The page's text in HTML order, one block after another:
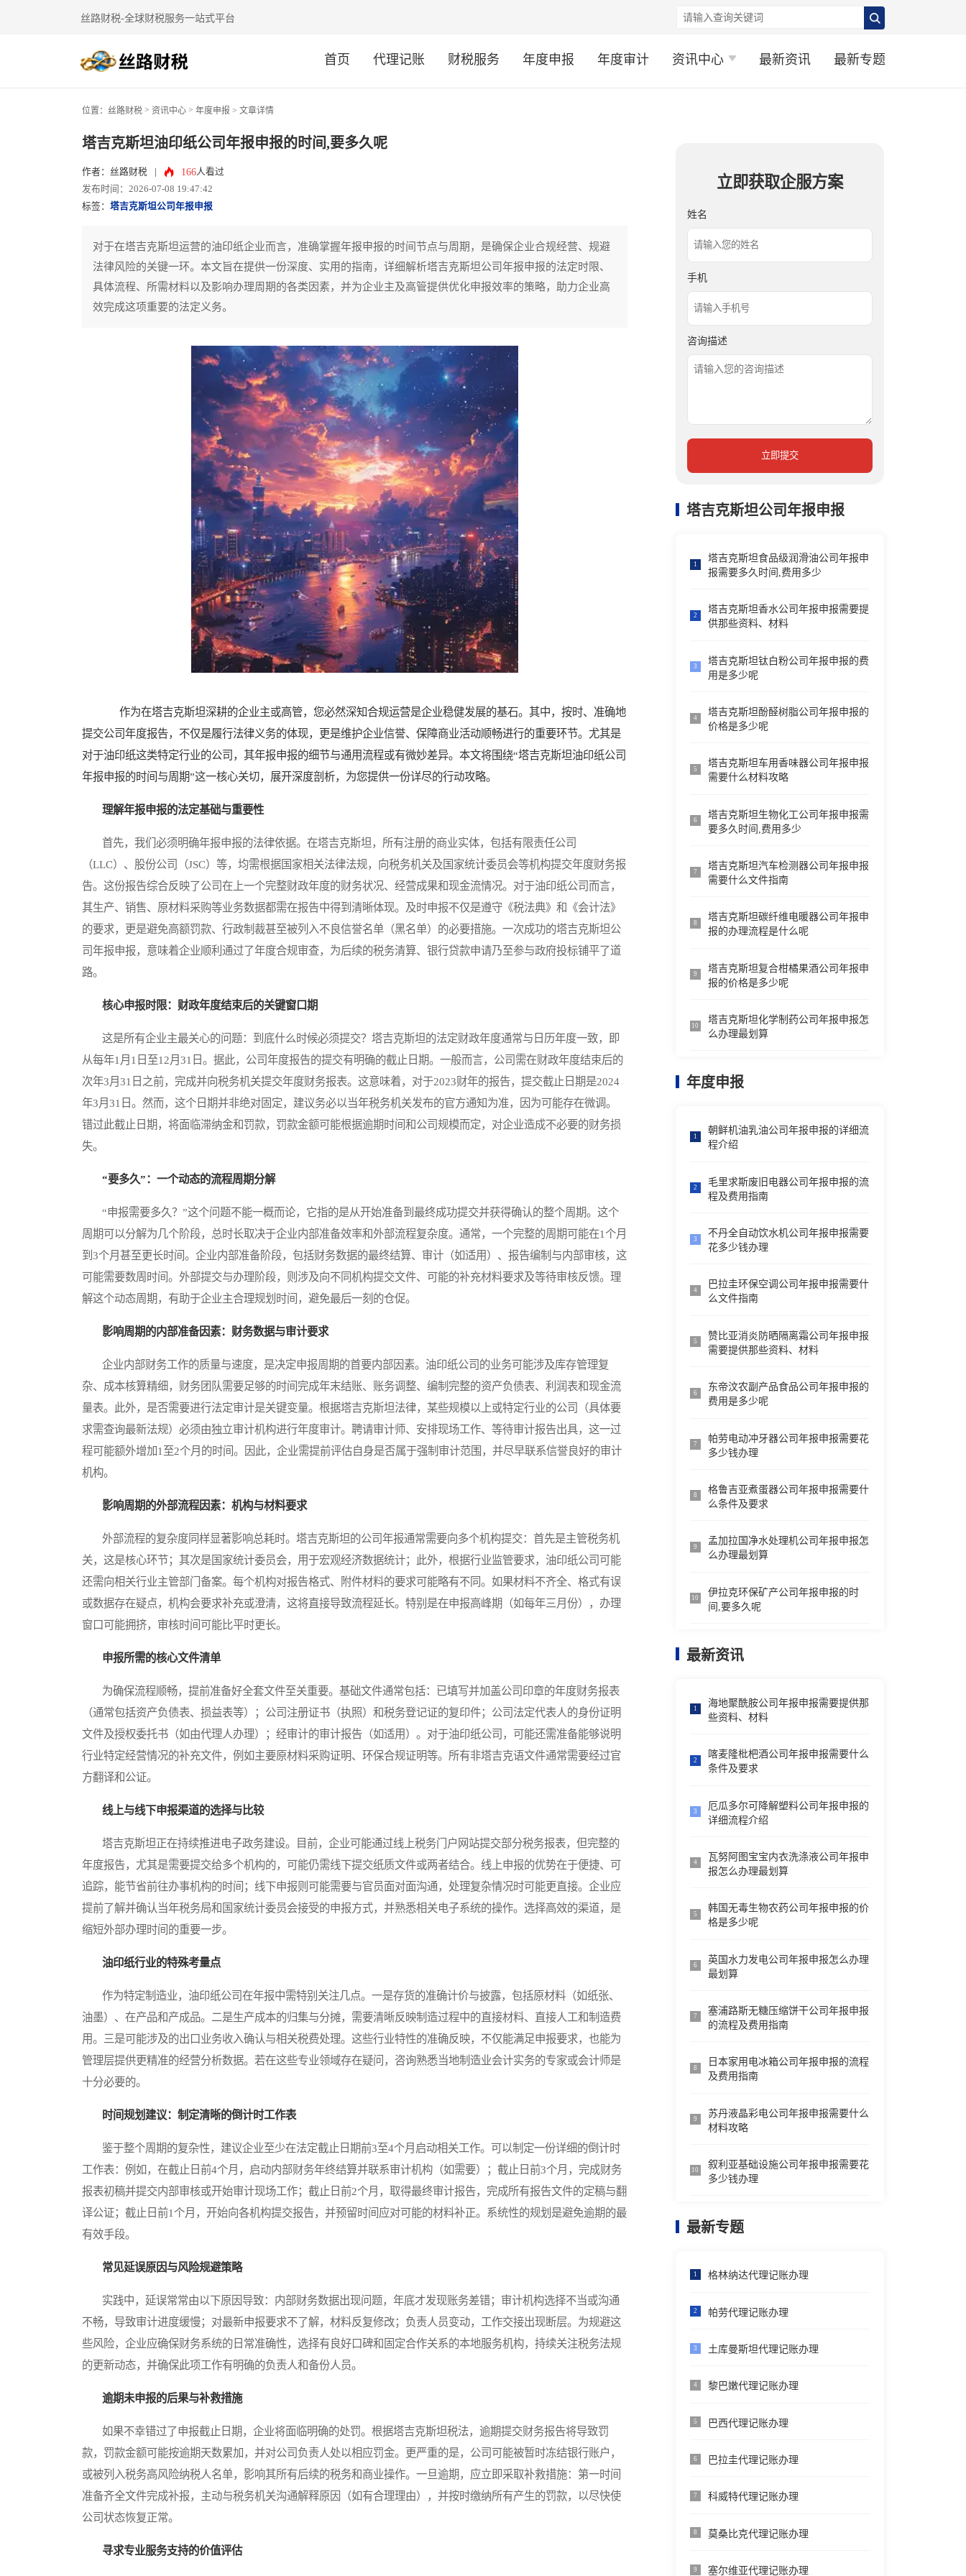
丝路财税-全球财税服务一站式平台
首页 代理记账 财税服务 年度申报 年度审计 资讯中心 最新资讯 最新专题
位置： 丝路财税 > 资讯中心 > 年度申报 > 文章详情
塔吉克斯坦油印纸公司年报申报的时间,要多久呢
作者：丝路财税 166人看过
发布时间：2026-07-08 19:47:42
标签： 塔吉克斯坦公司年报申报
对于在塔吉克斯坦运营的油印纸企业而言，准确掌握年报申报的时间节点与周期，是确保企业合规经营、规避
法律风险的关键一环。本文旨在提供一份深度、实用的指南，详细解析塔吉克斯坦公司年报申报的法定时限、
具体流程、所需材料以及影响办理周期的各类因素，并为企业主及高管提供优化申报效率的策略，助力企业高
效完成这项重要的法定义务。
作为在塔吉克斯坦深耕的企业主或高管，您必然深知合规运营是企业稳健发展的基石。其中，按时、准确地
提交公司年度报告，不仅是履行法律义务的体现，更是维护企业信誉、保障商业活动顺畅进行的重要环节。尤其是
对于油印纸这类特定行业的公司，其年报申报的细节与通用流程或有微妙差异。本文将围绕“塔吉克斯坦油印纸公司
年报申报的时间与周期”这一核心关切，展开深度剖析，为您提供一份详尽的行动攻略。
理解年报申报的法定基础与重要性
首先，我们必须明确年报申报的法律依据。在塔吉克斯坦，所有注册的商业实体，包括有限责任公司
（LLC）、股份公司（JSC）等，均需根据国家相关法律法规，向税务机关及国家统计委员会等机构提交年度财务报
告。这份报告综合反映了公司在上一个完整财政年度的财务状况、经营成果和现金流情况。对于油印纸公司而言，
其生产、销售、原材料采购等业务数据都需在报告中得到清晰体现。及时申报不仅是遵守《税法典》和《会计法》
的要求，更是避免高额罚款、行政制裁甚至被列入不良信誉名单（黑名单）的必要措施。一次成功的塔吉克斯坦公
司年报申报，意味着企业顺利通过了年度合规审查，为后续的税务清算、银行贷款申请乃至参与政府投标铺平了道
路。
核心申报时限：财政年度结束后的关键窗口期
这是所有企业主最关心的问题：到底什么时候必须提交？塔吉克斯坦的法定财政年度通常与日历年度一致，即
从每年1月1日至12月31日。据此，公司年度报告的提交有明确的截止日期。一般而言，公司需在财政年度结束后的
次年3月31日之前，完成并向税务机关提交年度财务报表。这意味着，对于2023财年的报告，提交截止日期是2024
年3月31日。然而，这个日期并非绝对固定，建议务必以当年税务机关发布的官方通知为准，因为可能存在微调。
错过此截止日期，将面临滞纳金和罚款，罚款金额可能根据逾期时间和公司规模而定，对企业造成不必要的财务损
失。
“要多久”：一个动态的流程周期分解
“申报需要多久？”这个问题不能一概而论，它指的是从开始准备到最终成功提交并获得确认的整个周期。这个
周期可以分解为几个阶段，总时长取决于企业内部准备效率和外部流程复杂度。通常，一个完整的周期可能在1个月
到3个月甚至更长时间。企业内部准备阶段，包括财务数据的最终结算、审计（如适用）、报告编制与内部审核，这
可能需要数周时间。外部提交与办理阶段，则涉及向不同机构提交文件、可能的补充材料要求及等待审核反馈。理
解这个动态周期，有助于企业主合理规划时间，避免最后一刻的仓促。
影响周期的内部准备因素：财务数据与审计要求
企业内部财务工作的质量与速度，是决定申报周期的首要内部因素。油印纸公司的业务可能涉及库存管理复
杂、成本核算精细，财务团队需要足够的时间完成年末结账、账务调整、编制完整的资产负债表、利润表和现金流
量表。此外，是否需要进行法定审计是关键变量。根据塔吉克斯坦法律，某些规模以上或特定行业的公司（具体要
求需查询最新法规）必须由独立审计机构进行年度审计。聘请审计师、安排现场工作、等待审计报告出具，这一过
程可能额外增加1至2个月的时间。因此，企业需提前评估自身是否属于强制审计范围，并尽早联系信誉良好的审计
机构。
影响周期的外部流程因素：机构与材料要求
外部流程的复杂度同样显著影响总耗时。塔吉克斯坦的公司年报通常需要向多个机构提交：首先是主管税务机
关，这是核心环节；其次是国家统计委员会，用于宏观经济数据统计；此外，根据行业监管要求，油印纸公司可能
还需向相关行业主管部门备案。每个机构对报告格式、附件材料的要求可能略有不同。如果材料不齐全、格式有误
或数据存在疑点，机构会要求补充或澄清，这将直接导致流程延长。特别是在申报高峰期（如每年三月份），办理
窗口可能拥挤，审核时间可能比平时更长。
申报所需的核心文件清单
为确保流程顺畅，提前准备好全套文件至关重要。基础文件通常包括：已填写并加盖公司印章的年度财务报表
（通常包括资产负债表、损益表等）；公司注册证书（执照）和税务登记证的复印件；公司法定代表人的身份证明
文件及授权委托书（如由代理人办理）；经审计的审计报告（如适用）。对于油印纸公司，可能还需准备能够说明
行业特定经营情况的补充文件，例如主要原材料采购证明、环保合规证明等。所有非塔吉克语文件通常需要经过官
方翻译和公证。
线上与线下申报渠道的选择与比较
塔吉克斯坦正在持续推进电子政务建设。目前，企业可能通过线上税务门户网站提交部分税务报表，但完整的
年度报告，尤其是需要提交给多个机构的，可能仍需线下提交纸质文件或两者结合。线上申报的优势在于便捷、可
追踪，能节省前往办事机构的时间；线下申报则可能需要与官员面对面沟通，处理复杂情况时可能更直接。企业应
提前了解并确认当年税务局和国家统计委员会接受的申报方式，并熟悉相关电子系统的操作。选择高效的渠道，是
缩短外部办理时间的重要一步。
油印纸行业的特殊考量点
作为特定制造业，油印纸公司在年报中需特别关注几点。一是存货的准确计价与披露，包括原材料（如纸张、
油墨）、在产品和产成品。二是生产成本的归集与分摊，需要清晰反映制造过程中的直接材料、直接人工和制造费
用。三是可能涉及的出口业务收入确认与相关税费处理。这些行业特性的准确反映，不仅能满足申报要求，也能为
管理层提供更精准的经营分析数据。若在这些专业领域存在疑问，咨询熟悉当地制造业会计实务的专家或会计师是
十分必要的。
时间规划建议：制定清晰的倒计时工作表
鉴于整个周期的复杂性，建议企业至少在法定截止日期前3至4个月启动相关工作。可以制定一份详细的倒计时
工作表：例如，在截止日前4个月，启动内部财务年终结算并联系审计机构（如需要）；截止日前3个月，完成财务
报表初稿并提交内部审核或开始审计现场工作；截止日前2个月，取得最终审计报告，完成所有报告文件的定稿与翻
译公证；截止日前1个月，开始向各机构提交报告，并预留时间应对可能的材料补正。系统性的规划是避免逾期的最
有效手段。
常见延误原因与风险规避策略
实践中，延误常常由以下原因导致：内部财务数据出现问题，年底才发现账务差错；审计机构选择不当或沟通
不畅，导致审计进度缓慢；对最新申报要求不了解，材料反复修改；负责人员变动，工作交接出现断层。为规避这
些风险，企业应确保财务系统的日常准确性，选择有良好口碑和固定合作关系的本地服务机构，持续关注税务法规
的更新动态，并确保此项工作有明确的负责人和备份人员。
逾期未申报的后果与补救措施
如果不幸错过了申报截止日期，企业将面临明确的处罚。根据塔吉克斯坦税法，逾期提交财务报告将导致罚
款，罚款金额可能按逾期天数累加，并对公司负责人处以相应罚金。更严重的是，公司可能被暂时冻结银行账户，
或被列入税务高风险纳税人名单，影响其所有后续的税务和商业操作。一旦逾期，应立即采取补救措施：第一时间
准备齐全文件完成补报，主动与税务机关沟通解释原因（如有合理理由），并按时缴纳所有产生的罚款，以尽快使
公司状态恢复正常。
寻求专业服务支持的价值评估
立即获取企服方案
姓名
手机
咨询描述
立即提交
塔吉克斯坦公司年报申报
1
塔吉克斯坦食品级润滑油公司年报申
报需要多久时间,费用多少
2
塔吉克斯坦香水公司年报申报需要提
供那些资料、材料
3
塔吉克斯坦钛白粉公司年报申报的费
用是多少呢
4
塔吉克斯坦酚醛树脂公司年报申报的
价格是多少呢
5
塔吉克斯坦车用香味器公司年报申报
需要什么材料攻略
6
塔吉克斯坦生物化工公司年报申报需
要多久时间,费用多少
7
塔吉克斯坦汽车检测器公司年报申报
需要什么文件指南
8
塔吉克斯坦碳纤维电暖器公司年报申
报的办理流程是什么呢
9
塔吉克斯坦复合柑橘果酒公司年报申
报的价格是多少呢
10
塔吉克斯坦化学制药公司年报申报怎
么办理最划算
年度申报
1
朝鲜机油乳油公司年报申报的详细流
程介绍
2
毛里求斯废旧电器公司年报申报的流
程及费用指南
3
不丹全自动饮水机公司年报申报需要
花多少钱办理
4
巴拉圭环保空调公司年报申报需要什
么文件指南
5
赞比亚消炎防晒隔离霜公司年报申报
需要提供那些资料、材料
6
东帝汶农副产品食品公司年报申报的
费用是多少呢
7
帕劳电动冲牙器公司年报申报需要花
多少钱办理
8
格鲁吉亚煮蛋器公司年报申报需要什
么条件及要求
9
孟加拉国净水处理机公司年报申报怎
么办理最划算
10
伊拉克环保矿产公司年报申报的时
间,要多久呢
最新资讯
1
海地聚酰胺公司年报申报需要提供那
些资料、材料
2
喀麦隆枇杷酒公司年报申报需要什么
条件及要求
3
厄瓜多尔可降解塑料公司年报申报的
详细流程介绍
4
瓦努阿图宝宝内衣洗涤液公司年报申
报怎么办理最划算
5
韩国无毒生物农药公司年报申报的价
格是多少呢
6
英国水力发电公司年报申报怎么办理
最划算
7
塞浦路斯无糖压缩饼干公司年报申报
的流程及费用指南
8
日本家用电冰箱公司年报申报的流程
及费用指南
9
苏丹液晶彩电公司年报申报需要什么
材料攻略
10
叙利亚基础设施公司年报申报需要花
多少钱办理
最新专题
1 格林纳达代理记账办理
2 帕劳代理记账办理
3 土库曼斯坦代理记账办理
4 黎巴嫩代理记账办理
5 巴西代理记账办理
6 巴拉圭代理记账办理
7 科威特代理记账办理
8 莫桑比克代理记账办理
9 塞尔维亚代理记账办理